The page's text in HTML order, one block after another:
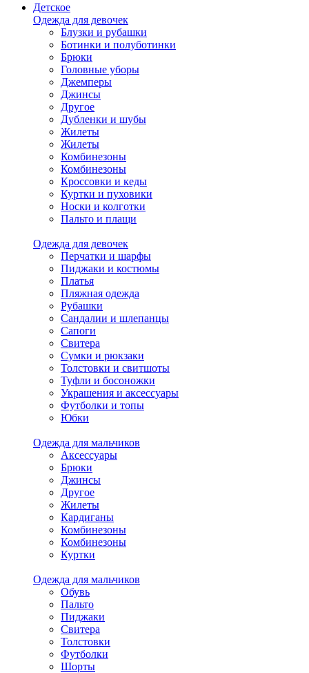
Детское
Одежда для девочек
Блузки и рубашки
Ботинки и полуботинки
Брюки
Головные уборы
Джемперы
Джинсы
Другое
Дубленки и шубы
Жилеты
Жилеты
Комбинезоны
Комбинезоны
Кроссовки и кеды
Куртки и пуховики
Носки и колготки
Пальто и плащи
Одежда для девочек
Перчатки и шарфы
Пиджаки и костюмы
Платья
Пляжная одежда
Рубашки
Сандалии и шлепанцы
Сапоги
Свитера
Сумки и рюкзаки
Толстовки и свитшоты
Туфли и босоножки
Украшения и аксессуары
Футболки и топы
Юбки
Одежда для мальчиков
Аксессуары
Брюки
Джинсы
Другое
Жилеты
Кардиганы
Комбинезоны
Комбинезоны
Куртки
Одежда для мальчиков
Обувь
Пальто
Пиджаки
Свитера
Толстовки
Футболки
Шорты